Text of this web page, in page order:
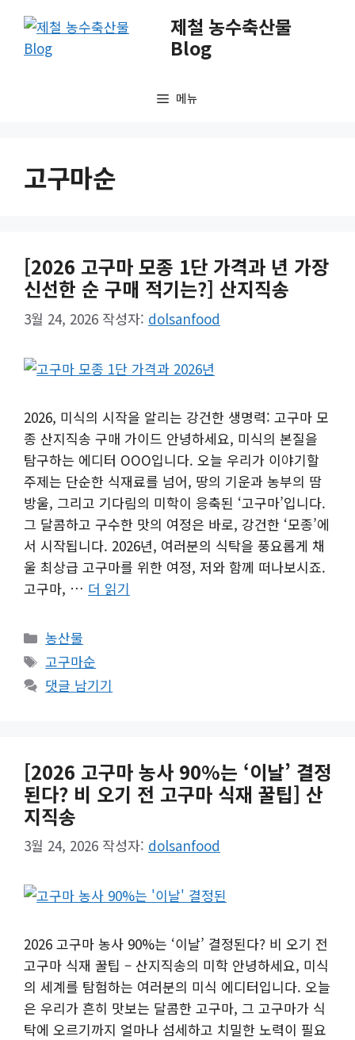
제철 농수축산물
Blog
메뉴
고구마순
[2026 고구마 모종 1단 가격과 년 가장
신선한 순 구매 적기는?] 산지직송
3월 24, 2026 작성자: dolsanfood
2026, 미식의 시작을 알리는 강건한 생명력: 고구마 모
종 산지직송 구매 가이드 안녕하세요, 미식의 본질을
탐구하는 에디터 OOO입니다. 오늘 우리가 이야기할
주제는 단순한 식재료를 넘어, 땅의 기운과 농부의 땀
방울, 그리고 기다림의 미학이 응축된 ‘고구마’입니다.
그 달콤하고 구수한 맛의 여정은 바로, 강건한 ‘모종’에
서 시작됩니다. 2026년, 여러분의 식탁을 풍요롭게 채
울 최상급 고구마를 위한 여정, 저와 함께 떠나보시죠.
고구마, … 더 읽기
카
테
고
리
농산물
태
그
고구마순
댓글 남기기
[2026 고구마 농사 90%는 ‘이날’ 결정
된다? 비 오기 전 고구마 식재 꿀팁] 산
지직송
3월 24, 2026 작성자: dolsanfood
2026 고구마 농사 90%는 ‘이날’ 결정된다? 비 오기 전
고구마 식재 꿀팁 – 산지직송의 미학 안녕하세요, 미식
의 세계를 탐험하는 여러분의 미식 에디터입니다. 오늘
은 우리가 흔히 맛보는 달콤한 고구마, 그 고구마가 식
탁에 오르기까지 얼마나 섬세하고 치밀한 노력이 필요